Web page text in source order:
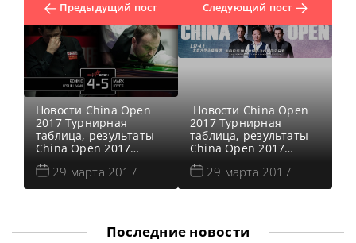
Предыдущий пост
Новости China Open
2017 Турнирная
таблица, результаты
China Open 2017
Результаты
квалификации China
Open 2017 Онлайн
Видеоповторы матчей
China Open 2017
29 марта 2017
Следующий пост
Новости China Open
2017 Турнирная
таблица, результаты
China Open 2017
Результаты
квалификации China
Open 2017 Онлайн
China Open 2017
29 марта 2017
Последние новости